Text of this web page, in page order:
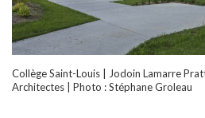
Collège Saint-Louis | Jodoin Lamarre
Architectes | Photo : Stéphane Groleau